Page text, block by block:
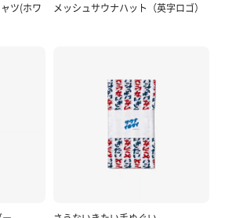
ツ(ホワ
メッシュサウナハット（英字ロゴ）